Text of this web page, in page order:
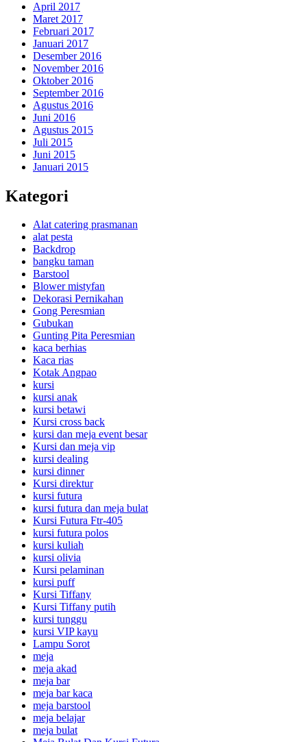
April 2017
Maret 2017
Februari 2017
Januari 2017
Desember 2016
November 2016
Oktober 2016
September 2016
Agustus 2016
Juni 2016
Agustus 2015
Juli 2015
Juni 2015
Januari 2015
Kategori
Alat catering prasmanan
alat pesta
Backdrop
bangku taman
Barstool
Blower mistyfan
Dekorasi Pernikahan
Gong Peresmian
Gubukan
Gunting Pita Peresmian
kaca berhias
Kaca rias
Kotak Angpao
kursi
kursi anak
kursi betawi
Kursi cross back
kursi dan meja event besar
Kursi dan meja vip
kursi dealing
kursi dinner
Kursi direktur
kursi futura
kursi futura dan meja bulat
Kursi Futura Ftr-405
kursi futura polos
kursi kuliah
kursi olivia
Kursi pelaminan
kursi puff
Kursi Tiffany
Kursi Tiffany putih
kursi tunggu
kursi VIP kayu
Lampu Sorot
meja
meja akad
meja bar
meja bar kaca
meja barstool
meja belajar
meja bulat